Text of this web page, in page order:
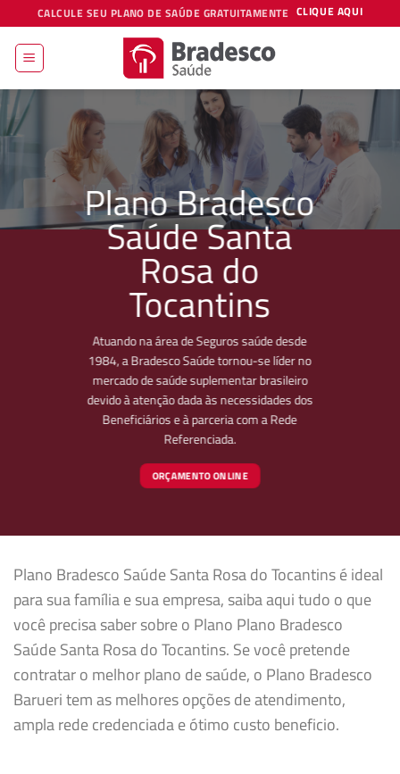
to
content
CALCULE SEU PLANO DE SAÚDE GRATUITAMENTE CLIQUE AQUI
Plano Bradesco
Saúde Santa
Rosa do
Tocantins
Atuando na área de Seguros saúde desde
1984, a Bradesco Saúde tornou-se líder no
mercado de saúde suplementar brasileiro
devido à atenção dada às necessidades dos
Beneficiários e à parceria com a Rede
Referenciada.
ORÇAMENTO ONLINE
Plano Bradesco Saúde Santa Rosa do Tocantins é ideal
para sua família e sua empresa, saiba aqui tudo o que
você precisa saber sobre o Plano Plano Bradesco
Saúde Santa Rosa do Tocantins. Se você pretende
contratar o melhor plano de saúde, o Plano Bradesco
Barueri tem as melhores opções de atendimento,
ampla rede credenciada e ótimo custo beneficio.